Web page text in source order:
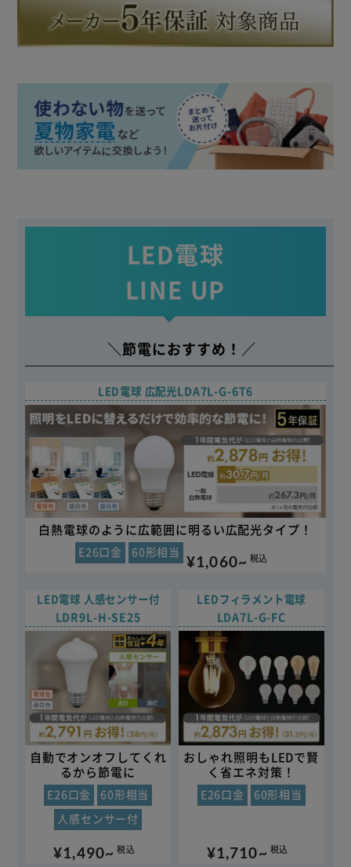
LED電球
LINE UP
＼節電におすすめ！／
LED電球 広配光LDA7L-G-6T6
白熱電球のように広範囲に明るい広配光タイプ！
E26口金 60形相当
¥1,060~ 税込
LED電球 人感センサー付
LDR9L-H-SE25
自動でオンオフしてくれ
るから節電に
E26口金
60形相当
人感センサー付
¥1,490~ 税込
LEDフィラメント電球
LDA7L-G-FC
おしゃれ照明もLEDで賢
く省エネ対策！
E26口金 60形相当
¥1,710~ 税込